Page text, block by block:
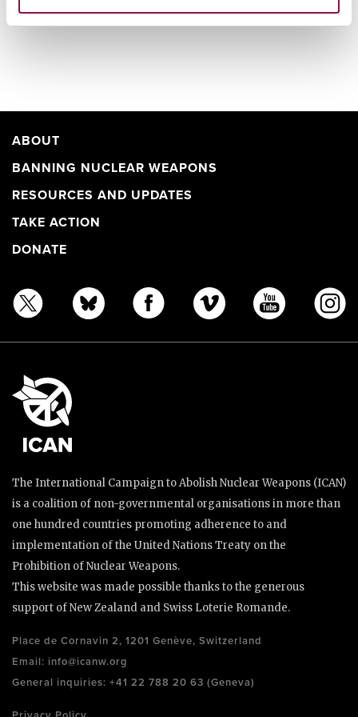
ABOUT
BANNING NUCLEAR WEAPONS
RESOURCES AND UPDATES
TAKE ACTION
DONATE
The International Campaign to Abolish Nuclear Weapons (ICAN)
is a coalition of non-governmental organisations in more than
one hundred countries promoting adherence to and
implementation of the United Nations Treaty on the
Prohibition of Nuclear Weapons.
This website was made possible thanks to the generous
support of New Zealand and Swiss Loterie Romande.
Place de Cornavin 2, 1201 Genève, Switzerland
Email: info@icanw.org
General inquiries: +41 22 788 20 63 (Geneva)